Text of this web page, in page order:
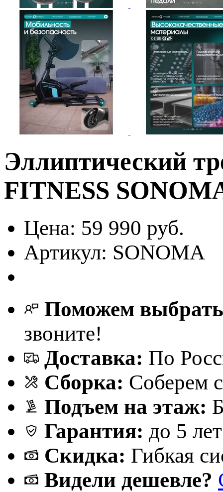
Эллиптический
FITNESS
Цена: 59 990 руб.
Артикул: SONOMA
Поможем
звоните!
Доставка: По
Сборка: Соберем
Подъем на этаж:
Гарантия: до 5 лет
Скидка: Гибкая
Видели дешевле?